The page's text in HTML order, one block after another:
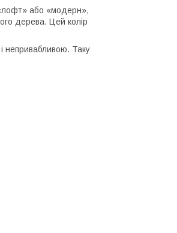
або «модерн»,
дерева. Цей колір
непривабливою. Таку